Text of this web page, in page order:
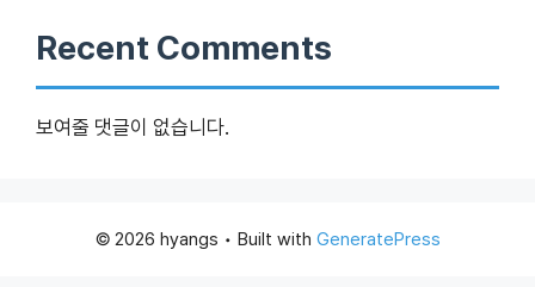
Recent Comments
보여줄 댓글이 없습니다.
© 2026 hyangs • Built with GeneratePress